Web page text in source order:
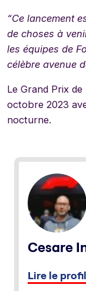
“Ce lancement
de choses à
les équipes de
célèbre avenue
Le Grand Prix de
octobre 2023
nocturne.
Cesare
Lire le